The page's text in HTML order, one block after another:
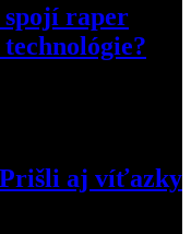
spojí raper
Prišli aj víťazky